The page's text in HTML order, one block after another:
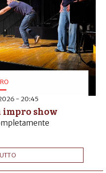
- 20:45
show